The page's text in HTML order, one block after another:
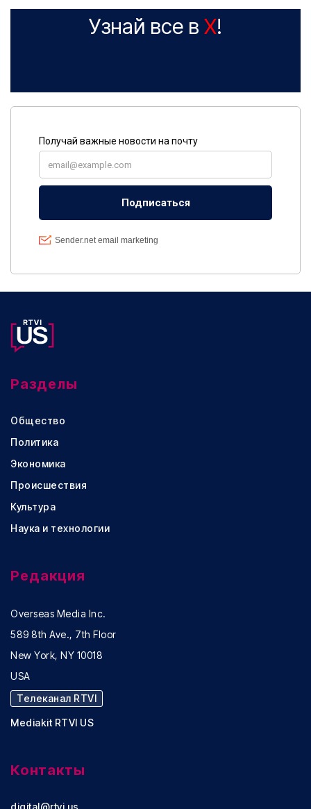
Узнай все в X!
Разделы
Общество
Политика
Экономика
Происшествия
Культура
Наука и технологии
Редакция
Overseas Media Inc.
589 8th Ave., 7th Floor
New York, NY 10018
USA
Телеканал RTVI
Mediakit RTVI US
Контакты